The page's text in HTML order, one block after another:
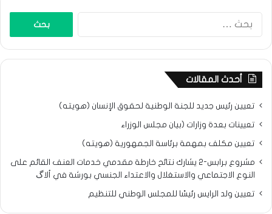
أحدث المقالات
تعيين رئيس جديد للجنة الوطنية لحقوق الإنسان (هويته)
تعيينات بعدة وزارات (بيان مجلس الوزراء
تعيين مكلف بمهمة برئاسة الجمهورية (هويته)
مشروع برابس-2 يشارك نتائح خارطة مقدمي خدمات العنف القائم على
النوع الاجتماعي والاستغلال والاعتداء الجنسي بورشة في ألاگ
تعيين ولد الرايس رئيسًا للمجلس الوطني للتنظيم